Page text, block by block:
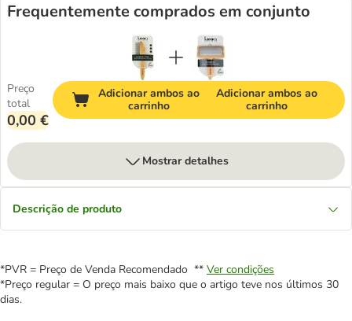
Frequentemente comprados em conjunto
Preço
total
0,00 €
Adicionar ambos ao
carrinho
Adicionar ambos ao
carrinho
Mostrar detalhes
Descrição de produto
*PVR = Preço de Venda Recomendado ** Ver condições
*Preço regular = O preço mais baixo que o artigo teve nos últimos 30
dias.